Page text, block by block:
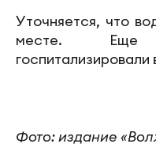
Уточняется, что
месте. Еще
госпитализировали
Фото: издание